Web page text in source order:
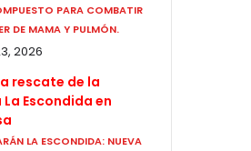
PARA COMBATIR
DE MAMA Y PULMÓN.
2026
rescate de la
Escondida en
LA ESCONDIDA: NUEVA